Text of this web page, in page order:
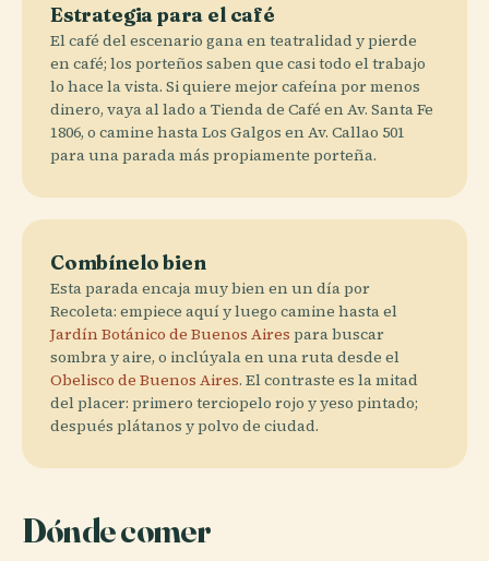
Estrategia para el café
El café del escenario gana en teatralidad y pierde
en café; los porteños saben que casi todo el trabajo
lo hace la vista. Si quiere mejor cafeína por menos
dinero, vaya al lado a Tienda de Café en Av. Santa Fe
1806, o camine hasta Los Galgos en Av. Callao 501
para una parada más propiamente porteña.
Combínelo bien
Esta parada encaja muy bien en un día por
Recoleta: empiece aquí y luego camine hasta el
Jardín Botánico de Buenos Aires para buscar
sombra y aire, o inclúyala en una ruta desde el
Obelisco de Buenos Aires. El contraste es la mitad
del placer: primero terciopelo rojo y yeso pintado;
después plátanos y polvo de ciudad.
Dónde comer